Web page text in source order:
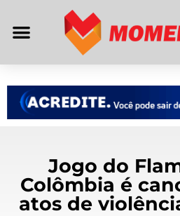
Jogo do
Colômbia é
atos de